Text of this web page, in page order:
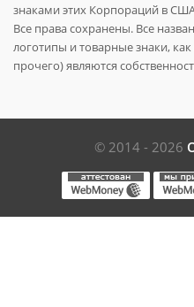
знаками этих Корпораций в
Все права сохранены. Все
логотипы и товарные знаки,
прочего) являются
© 2014 - 2026